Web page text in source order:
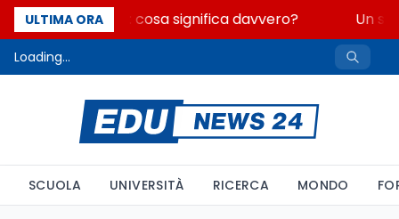
ULTIMA ORA
Fondo perduto: cosa significa davvero? Un
Loading...
SCUOLA UNIVERSITÀ RICERCA MONDO